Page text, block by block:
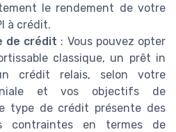
le rendement de votre
à crédit.
de crédit : Vous pouvez opter
classique, un prêt in
crédit relais, selon votre
et vos objectifs de
type de crédit présente des
contraintes en termes de